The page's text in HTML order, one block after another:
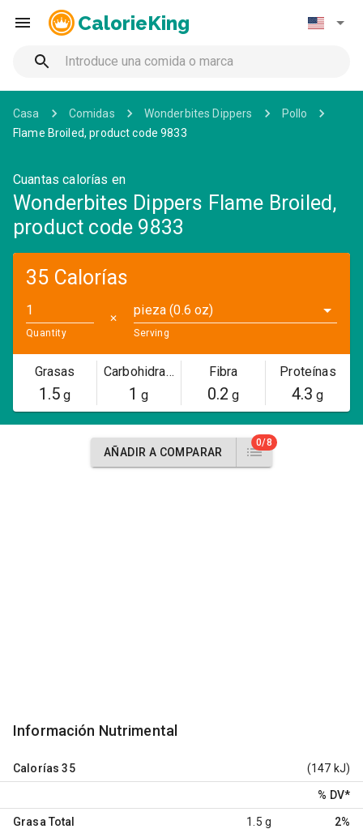
CalorieKing
Casa Comidas Wonderbites Dippers
Pollo
Flame Broiled, product code 9833
Cuantas calorías en
Wonderbites Dippers Flame Broiled,
product code 9833
35 Calorías
Quantity
✕
pieza (0.6 oz)
Serving
Grasas
1.5g
Carbohidratos
1 g
Fibra
0.2 g
Proteínas
4.3 g
AÑADIR A COMPARAR
0/8
Información Nutrimental
Calorías 35 (147 kJ)
% DV*
Grasa Total 1.5 g 2%